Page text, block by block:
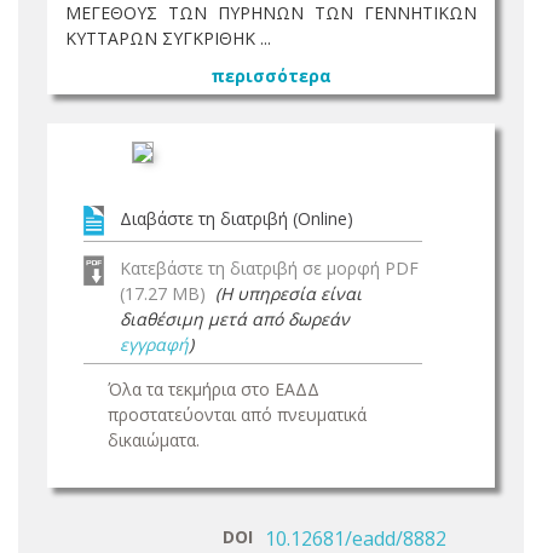
ΜΕΓΕΘΟΥΣ ΤΩΝ ΠΥΡΗΝΩΝ ΤΩΝ ΓΕΝΝΗΤΙΚΩΝ
ΚΥΤΤΑΡΩΝ ΣΥΓΚΡΙΘΗΚ ...
περισσότερα
Διαβάστε τη διατριβή (Online)
Κατεβάστε τη διατριβή σε μορφή PDF
(17.27 MB) (Η υπηρεσία είναι
διαθέσιμη μετά από δωρεάν
εγγραφή)
Όλα τα τεκμήρια στο ΕΑΔΔ
προστατεύονται από πνευματικά
δικαιώματα.
DOI 10.12681/eadd/8882